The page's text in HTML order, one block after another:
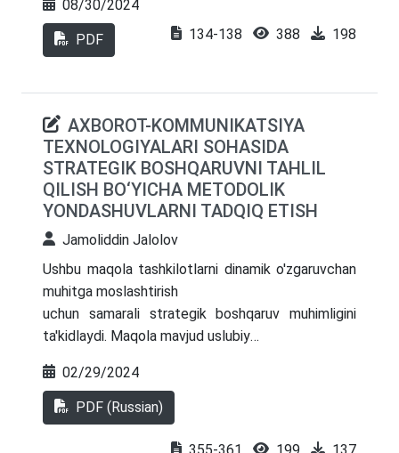
08/30/2024
PDF 134-138 388 198
AXBOROT-KOMMUNIKATSIYA
TEXNOLOGIYALARI SOHASIDA
STRATEGIK BOSHQARUVNI TAHLIL
QILISH BO‘YICHA METODOLIK
YONDАSHUVLARNI TADQIQ ETISH
Jamoliddin Jalolov
Ushbu maqola tashkilotlarni dinamik o'zgaruvchan
muhitga moslashtirish
uchun samarali strategik boshqaruv muhimligini
ta'kidlaydi. Maqola mavjud uslubiy
samaradorligini baholash, xavf va imkoniyatlarni
aniqlash, shuningdek, boshqaruv tizimlarini
rivojlantirish va takomillashtirish yo'nalishlarini
aniqlashga qaratilgan. Nazariy tahlil orqali muallif
02/29/2024
PDF (Russian)